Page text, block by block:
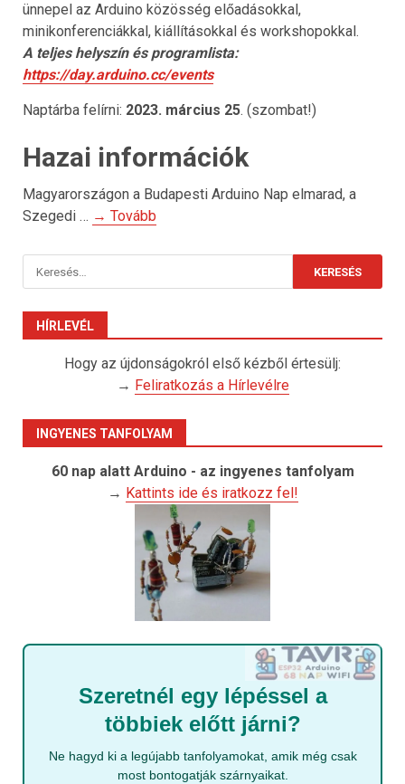
ünnepel az Arduino közösség előadásokkal,
minikonferenciákkal, kiállításokkal és workshopokkal.
A teljes helyszín és programlista:
https://day.arduino.cc/events
Naptárba felírni: 2023. március 25. (szombat!)
Hazai információk
Magyarországon a Budapesti Arduino Nap elmarad, a
Szegedi … → Tovább
Keresés:
HÍRLEVÉL
Hogy az újdonságokról első kézből értesülj:
→ Feliratkozás a Hírlevélre
INGYENES TANFOLYAM
60 nap alatt Arduino - az ingyenes tanfolyam
→ Kattints ide és iratkozz fel!
Szeretnél egy lépéssel a
többiek előtt járni?
Ne hagyd ki a legújabb tanfolyamokat, amik még csak
most bontogatják szárnyaikat.